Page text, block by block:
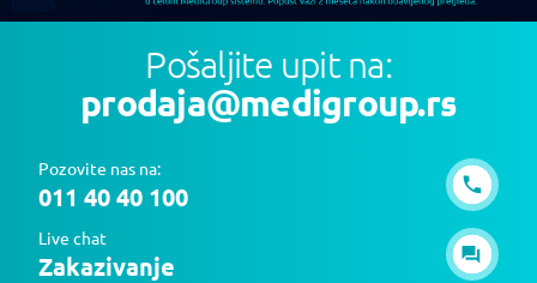
Pošaljite upit na:
prodaja@medigroup.rs
Pozovite nas na:
011 40 40 100
Live chat
Zakazivanje